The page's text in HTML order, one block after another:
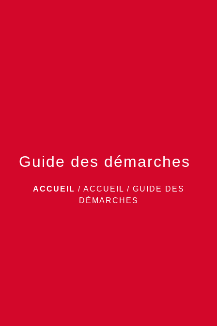
Guide des démarches
ACCUEIL / ACCUEIL / GUIDE DES
DÉMARCHES